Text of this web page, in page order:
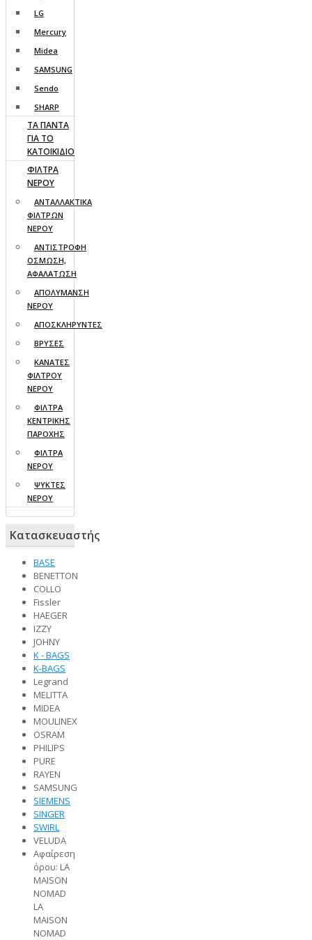
LG
Mercury
Midea
SAMSUNG
Sendo
SHARP
ΤΑ ΠΑΝΤΑ
ΓΙΑ ΤΟ
ΚΑΤΟΙΚΙΔΙΟ
ΦΙΛΤΡΑ
ΝΕΡΟΥ
ΑΝΤΑΛΛΑΚΤΙΚΑ
ΦΙΛΤΡΩΝ
ΝΕΡΟΥ
ΑΝΤΙΣΤΡΟΦΗ
ΟΣΜΩΣΗ,
ΑΦΑΛΑΤΩΣΗ
ΑΠΟΛΥΜΑΝΣΗ
ΝΕΡΟΥ
ΑΠΟΣΚΛΗΡΥΝΤΕΣ
ΒΡΥΣΕΣ
ΚΑΝΑΤΕΣ
ΦΙΛΤΡΟΥ
ΝΕΡΟΥ
ΦΙΛΤΡΑ
ΚΕΝΤΡΙΚΗΣ
ΠΑΡΟΧΗΣ
ΦΙΛΤΡΑ
ΝΕΡΟΥ
ΨΥΚΤΕΣ
ΝΕΡΟΥ
Κατασκευαστής
BASE
BENETTON
COLLO
Fissler
HAEGER
IZZY
JOHNY
K - BAGS
K-BAGS
Legrand
MELITTA
MIDEA
MOULINEX
OSRAM
PHILIPS
PURE
RAYEN
SAMSUNG
SIEMENS
SINGER
SWIRL
VELUDA
Αφαίρεση
όρου: LA
MAISON
NOMAD
LA
MAISON
NOMAD